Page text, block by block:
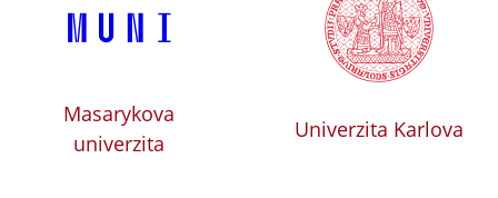
Masarykova
univerzita
Univerzita Karlova